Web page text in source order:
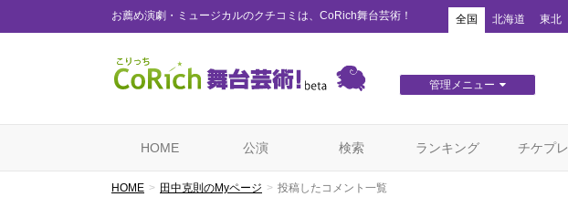
お薦め演劇・ミュージカルのクチコミは、CoRich舞台芸術！ 全国 北海道 東北
管理メニュー
HOME 公演 検索 ランキング チケプレ
HOME 田中克則のMyページ 投稿したコメント一覧